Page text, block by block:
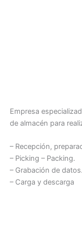
Empresa
de almacén para
– Recepción,
– Picking – Packing.
– Grabación de datos.
– Carga y descarga